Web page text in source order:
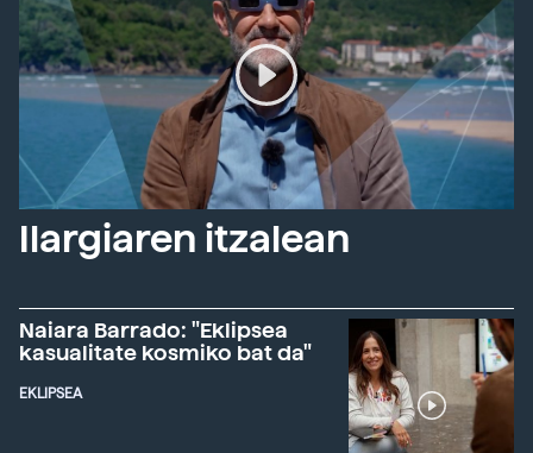
Ilargiaren itzalean
Naiara Barrado: "Eklipsea
kasualitate kosmiko bat da"
EKLIPSEA